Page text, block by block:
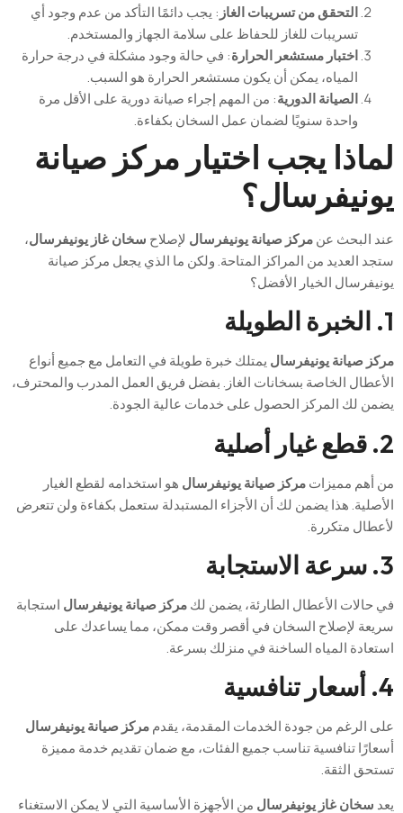
التحقق من تسريبات الغاز : يجب دائمًا التأكد من عدم وجود أي
تسريبات للغاز للحفاظ على سلامة الجهاز والمستخدم.
اختبار مستشعر الحرارة: في حالة وجود مشكلة في درجة حرارة
المياه، يمكن أن يكون مستشعر الحرارة هو السبب.
الصيانة الدورية: من المهم إجراء صيانة دورية على الأقل مرة
واحدة سنويًا لضمان عمل السخان بكفاءة.
لماذا يجب اختيار مركز صيانة
يونيفرسال؟
عند البحث عنمركز صيانة يونيفرسال لإصلاح سخان غاز يونيفرسال،
ستجد العديد من المراكز المتاحة. ولكن ما الذي يجعل مركز صيانة
يونيفرسال الخيار الأفضل؟
1. الخبرة الطويلة
مركز صيانة يونيفرسال يمتلك خبرة طويلة في التعامل مع جميع أنواع
الأعطال الخاصة بسخانات الغاز. بفضل فريق العمل المدرب والمحترف،
يضمن لك المركز الحصول على خدمات عالية الجودة.
2. قطع غيار أصلية
من أهم مميزاتمركز صيانة يونيفرسال هو استخدامه لقطع الغيار
الأصلية. هذا يضمن لك أن الأجزاء المستبدلة ستعمل بكفاءة ولن تتعرض
لأعطال متكررة.
3. سرعة الاستجابة
في حالات الأعطال الطارئة، يضمن لكمركز صيانة يونيفرسال استجابة
سريعة لإصلاح السخان في أقصر وقت ممكن، مما يساعدك على
استعادة المياه الساخنة في منزلك بسرعة.
4. أسعار تنافسية
على الرغم من جودة الخدمات المقدمة، يقدممركز صيانة يونيفرسال
أسعارًا تنافسية تناسب جميع الفئات، مع ضمان تقديم خدمة مميزة
تستحق الثقة.
يعد سخان غاز يونيفرسال من الأجهزة الأساسية التي لا يمكن الاستغناء